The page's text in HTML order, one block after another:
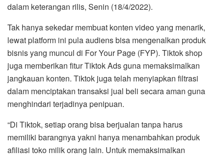
dalam keterangan rilis, Senin (18/4/2022).
Tak hanya sekedar membuat konten video yang menarik,
lewat platform ini pula audiens bisa mengenalkan produk
bisnis yang muncul di For Your Page (FYP). Tiktok shop
juga memberikan fitur Tiktok Ads guna memaksimalkan
jangkauan konten. Tiktok juga telah menyiapkan filtrasi
dalam menciptakan transaksi jual beli secara aman guna
menghindari terjadinya penipuan.
“Di Tiktok, setiap orang bisa berjualan tanpa harus
memiliki barangnya yakni hanya menambahkan produk
afiliasi toko milik orang lain. Untuk memaksimalkan